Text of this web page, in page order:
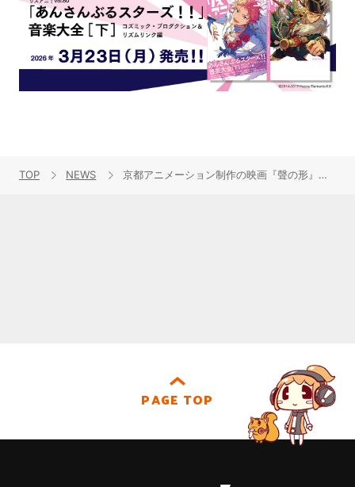
TOP NEWS 京都アニメーション制作の映画『聲の形』最新ビジュアル到着！メインキャスト＆スタッフ情報が解禁！
PAGE TOP